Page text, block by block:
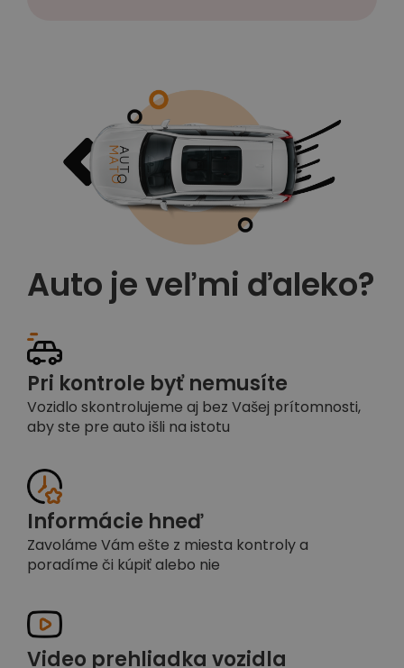
Auto je veľmi ďaleko?
Pri kontrole byť nemusíte
Vozidlo skontrolujeme aj bez Vašej prítomnosti,
aby ste pre auto išli na istotu
Informácie hneď
Zavoláme Vám ešte z miesta kontroly a
poradíme či kúpiť alebo nie
Video prehliadka vozidla